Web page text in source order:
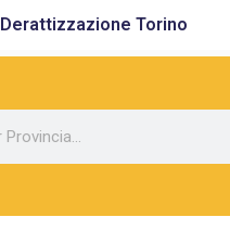
Derattizzazione Torino